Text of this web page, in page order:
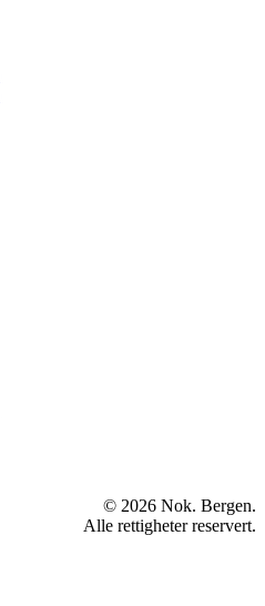
© 2026 Nok. Bergen.
Alle rettigheter reservert.